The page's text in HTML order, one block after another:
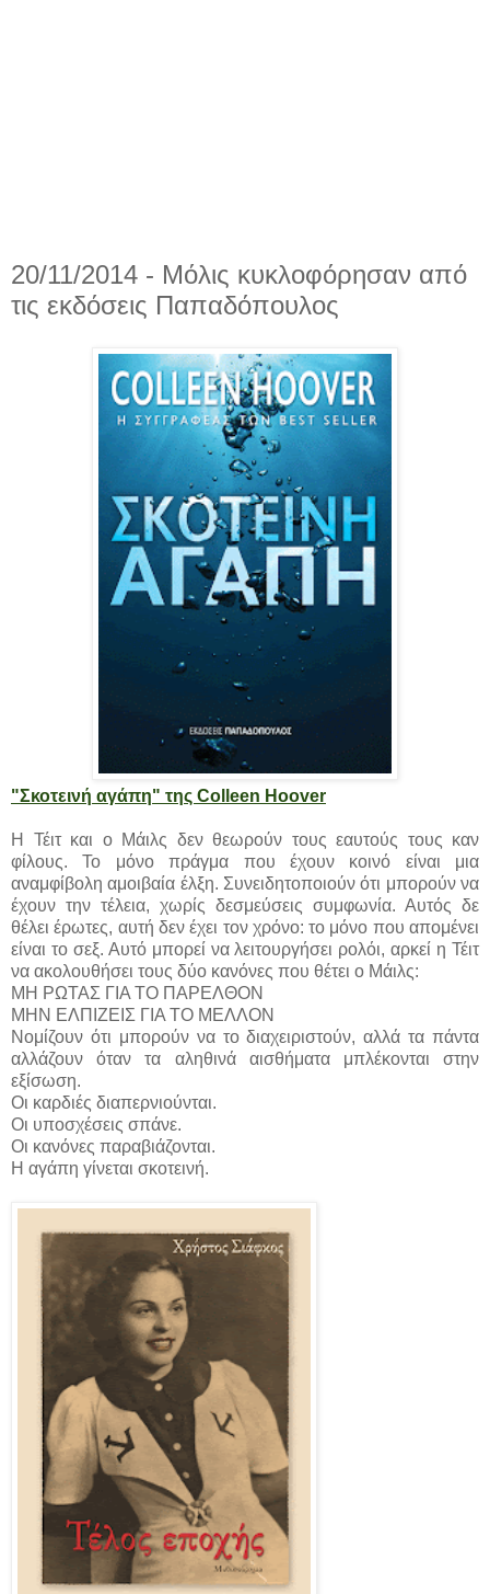
20/11/2014 - Μόλις κυκλοφόρησαν από
τις εκδόσεις Παπαδόπουλος
"Σκοτεινή αγάπη" της Colleen Hoover
Η Τέιτ και ο Μάιλς δεν θεωρούν τους εαυτούς τους καν
φίλους. Το μόνο πράγμα που έχουν κοινό είναι μια
αναμφίβολη αμοιβαία έλξη. Συνειδητοποιούν ότι μπορούν να
έχουν την τέλεια, χωρίς δεσμεύσεις συμφωνία. Αυτός δε
θέλει έρωτες, αυτή δεν έχει τον χρόνο: το μόνο που απομένει
είναι το σεξ. Αυτό μπορεί να λειτουργήσει ρολόι, αρκεί η Τέιτ
να ακολουθήσει τους δύο κανόνες που θέτει ο Μάιλς:
ΜΗ ΡΩΤΑΣ ΓΙΑ ΤΟ ΠΑΡΕΛΘΟΝ
ΜΗΝ ΕΛΠΙΖΕΙΣ ΓΙΑ ΤΟ ΜΕΛΛΟΝ
Νομίζουν ότι μπορούν να το διαχειριστούν, αλλά τα πάντα
αλλάζουν όταν τα αληθινά αισθήματα μπλέκονται στην
εξίσωση.
Οι καρδιές διαπερνιούνται.
Οι υποσχέσεις σπάνε.
Οι κανόνες παραβιάζονται.
Η αγάπη γίνεται σκοτεινή.